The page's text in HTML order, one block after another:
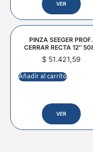
VER
PINZA SEEGER PROF.
CERRAR RECTA 12″
$51.421,59
Añadir al carrito
VER